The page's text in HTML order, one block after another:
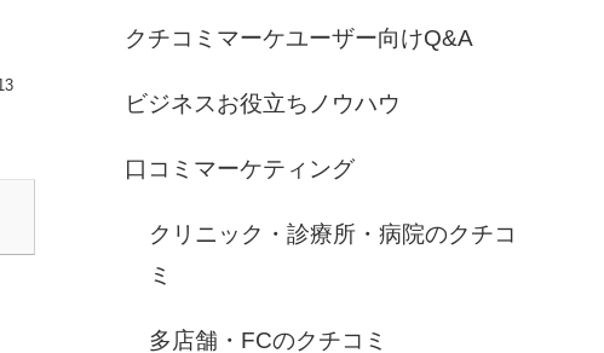
クチコミマーケユーザー向けQ&A
ビジネスお役立ちノウハウ
口コミマーケティング
クリニック・診療所・病院のクチコ
ミ
多店舗・FCのクチコミ